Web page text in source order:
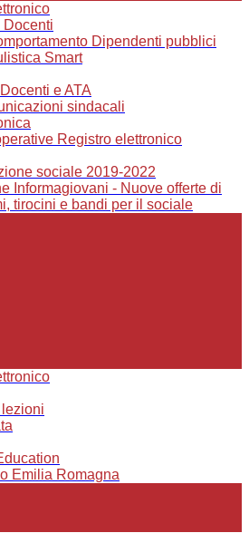
Docenti
Dipendenti pubblici
Smart
e ATA
sindacali
Registro elettronico
sociale 2019-2022
Informagiovani - Nuove offerte di
tirocini e bandi per il sociale
Emilia Romagna